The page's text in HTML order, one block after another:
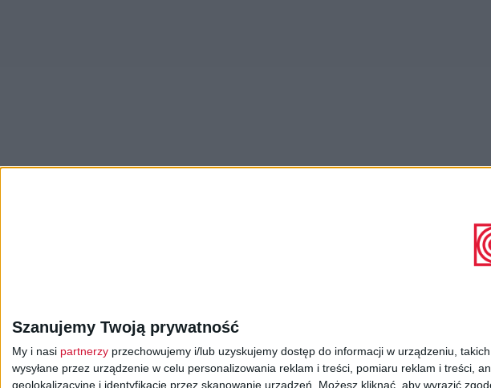
Szanujemy Twoją prywatność
My i nasi partnerzy przechowujemy i/lub uzyskujemy dostęp do informacji w urządzeniu,
wysyłane przez urządzenie w celu personalizowania reklam i treści, pomiaru reklam i treści,
geolokalizacyjne i identyfikację przez skanowanie urządzeń. Możesz kliknąć, aby wyrazić
ROZRYWKA I KULTURA : Teatr
Studio nagrań i koncertów